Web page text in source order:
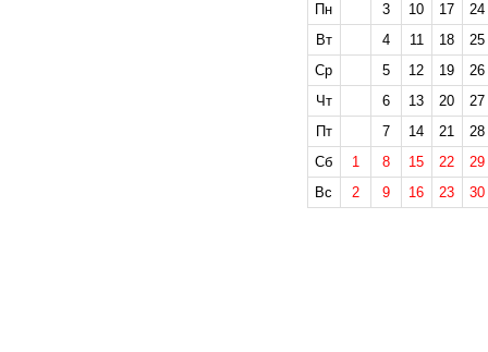
Пн
3 10 17
24
Вт
4 11 18
25
Ср
5 12 19
26
Чт
6 13 20
27
Пт
7 14 21
28
Сб
1 8 15 22
29
Вс
2 9 16 23 30